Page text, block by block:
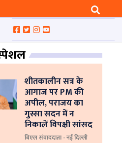
शीतकालीन सत्र के
आगाज पर PM की
अपील, पराजय का
गुस्सा सदन में न
निकालें विपक्षी सांसद
बिएल संवाददाता - नई दिल्ली